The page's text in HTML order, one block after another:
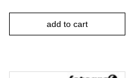
add to cart